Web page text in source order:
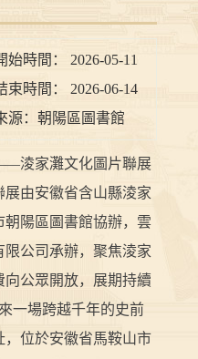
始時間：
2026-05-11
束時間：
2026-06-14
源： 朝陽區圖書館
家灘文化圖片聯展
由安徽省含山縣淩家
陽區圖書館協辦，雲
公司承辦，聚焦淩家
公眾開放，展期持續
一場跨越千年的史前
位於安徽省馬鞍山市